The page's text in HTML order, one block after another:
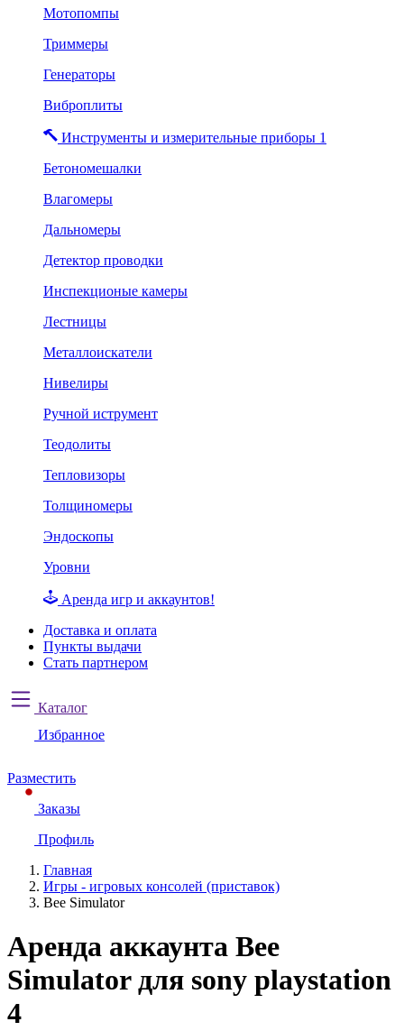
Мотопомпы
Триммеры
Генераторы
Виброплиты
Инструменты и измерительные приборы 1
Бетономешалки
Влагомеры
Дальномеры
Детектор проводки
Инспекционые камеры
Лестницы
Металлоискатели
Нивелиры
Ручной иструмент
Теодолиты
Тепловизоры
Толщиномеры
Эндоскопы
Уровни
Аренда игр и аккаунтов!
Доставка и оплата
Пункты выдачи
Стать партнером
Каталог
Избранное
Разместить
Заказы
Профиль
Главная
Игры - игровых консолей (приставок)
Bee Simulator
Аренда аккаунта Bee
Simulator для sony playstation
4